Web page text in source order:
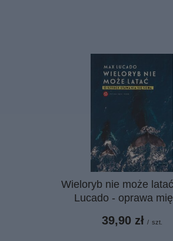
Wieloryb nie może
Lucado - oprawa
39,90 zł / szt.